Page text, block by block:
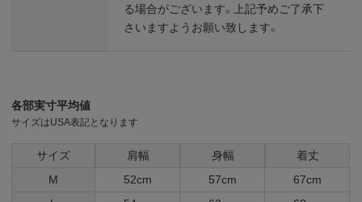
る場合がございます。上記予めご了承下
さいますようお願い致します。
各部実寸平均値
サイズはUSA表記となります
サイズ 肩幅 身幅
着丈
M
52cm 57cm
67cm